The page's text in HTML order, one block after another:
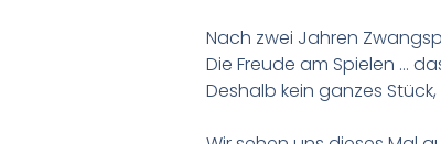
Nach zwei Jahren
Die Freude am Spielen …
Deshalb kein ganzes